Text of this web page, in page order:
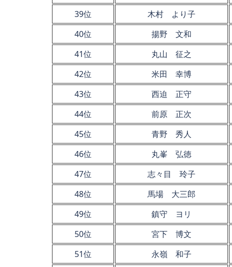
39位
木村 より子
40位
揚野 文和
41位
丸山 征之
42位
米田 幸博
43位
西迫 正守
44位
前原 正次
45位
青野 秀人
46位
丸峯 弘徳
47位
志々目 玲子
48位
馬場 大三郎
49位
鎮守 ヨリ
50位
宮下 博文
51位
永嶺 和子